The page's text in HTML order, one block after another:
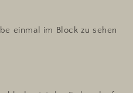
einmal im Block zu sehen